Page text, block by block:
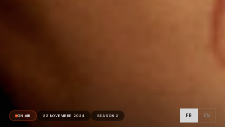
ON AIR 22 NOVEMBRE 2024 SEASON 2 FR EN